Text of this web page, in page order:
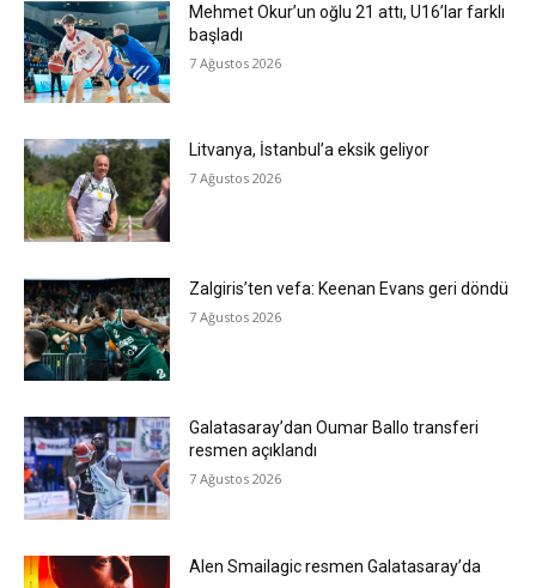
Mehmet Okur’un oğlu 21 attı, U16’lar farklı
başladı
7 Ağustos 2026
Litvanya, İstanbul’a eksik geliyor
7 Ağustos 2026
Zalgiris’ten vefa: Keenan Evans geri döndü
7 Ağustos 2026
Galatasaray’dan Oumar Ballo transferi
resmen açıklandı
7 Ağustos 2026
Alen Smailagic resmen Galatasaray’da